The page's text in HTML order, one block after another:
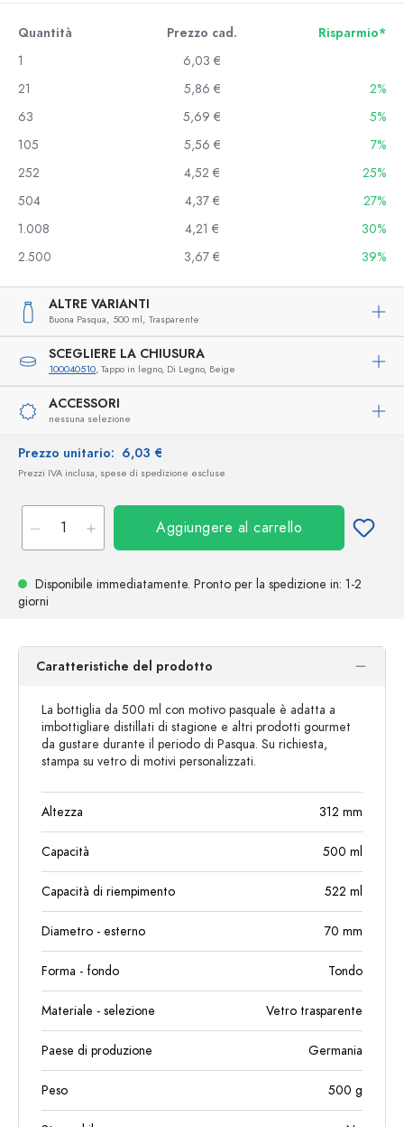
Quantità Prezzo cad.
Risparmio*
1
6,03 €
21
5,86 €
2%
63
5,69 €
5%
105
5,56 €
7%
252
4,52 €
25%
504
4,37 €
27%
1.008
4,21 €
30%
2.500
3,67 € 39%
ALTRE VARIANTI
Buona Pasqua, 500 ml, Trasparente
SCEGLIERE LA CHIUSURA
100040510, Tappo in legno, Di Legno, Beige
ACCESSORI
nessuna selezione
Prezzo unitario: 6,03 €
Prezzi IVA inclusa, spese di spedizione escluse
Aggiungere al carrello
Disponibile immediatamente. Pronto per la spedizione in: 1-2
giorni
Caratteristiche del prodotto
La bottiglia da 500 ml con motivo pasquale è adatta a
imbottigliare distillati di stagione e altri prodotti gourmet
da gustare durante il periodo di Pasqua. Su richiesta,
stampa su vetro di motivi personalizzati.
Altezza 312 mm
Capacità 500 ml
Capacità di riempimento 522 ml
Diametro - esterno 70 mm
Forma - fondo Tondo
Materiale - selezione Vetro trasparente
Paese di produzione Germania
Peso 500 g